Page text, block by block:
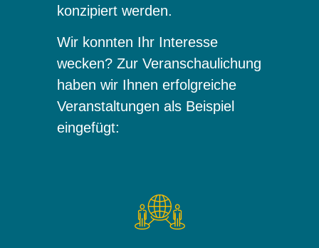
konzipiert werden.
Wir konnten Ihr Interesse
wecken? Zur Veranschaulichung
haben wir Ihnen erfolgreiche
Veranstaltungen als Beispiel
eingefügt: